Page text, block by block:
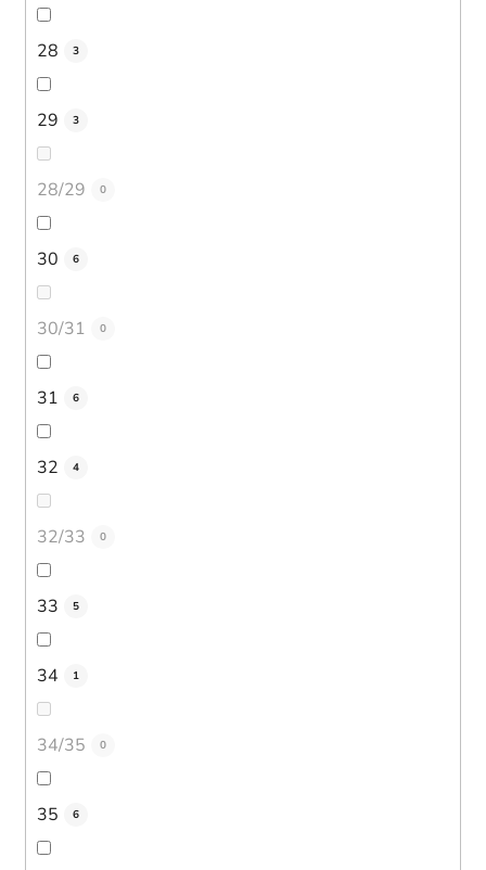
28 3
29 3
28/29 0
30 6
30/31 0
31 6
32 4
32/33 0
33 5
34 1
34/35 0
35 6